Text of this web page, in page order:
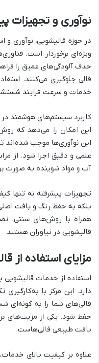
نوآوری و تجهیزات
در حوزه قالیشویی، نوآوری و
ویژه‌ای برخوردار است.
حذف آلودگی‌های عمیق را
قالی جلوگیری می‌کنند.
خدمات و سرعت فرایند
کاربرد سیستم‌های هوشمند
این امکان را می‌دهد که
این نوآوری‌ها موجب شده‌اند
علمی و دقیق اجرا شود. از
آب و مواد شوینده به صورت
تجهیزات پیشرفته نه تنها
بلکه به حفظ رنگ و بافت
همراه با روش‌های سنتی،
قالیشویی در نیاوران هستند.
مزایای استفاده از
استفاده از خدمات قالیشویی
دارد. این مرکز با
قالی‌های شما را به گونه‌ای
حفظ شود. یکی از مزیت‌های
بافت طبیعی قالی‌هاست.
علاوه بر کیفیت بالای